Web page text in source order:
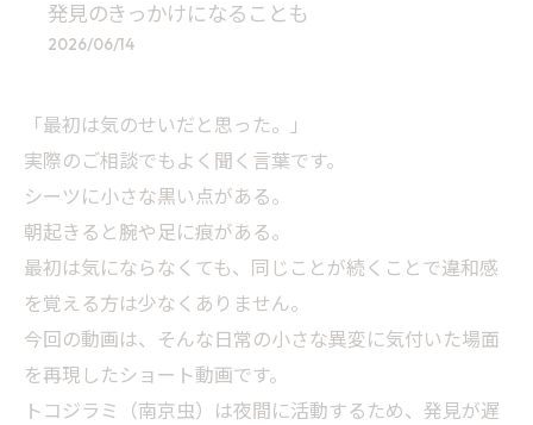
発見のきっかけになることも
2026/06/14
「最初は気のせいだと思った。」
実際のご相談でもよく聞く言葉です。
シーツに小さな黒い点がある。
朝起きると腕や足に痕がある。
最初は気にならなくても、同じことが続くことで違和感
を覚える方は少なくありません。
今回の動画は、そんな日常の小さな異変に気付いた場面
を再現したショート動画です。
トコジラミ（南京虫）は夜間に活動するため、発見が遅